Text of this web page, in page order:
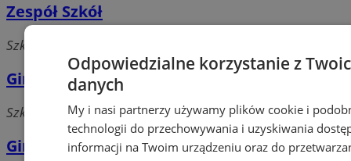
Zespół Szkół
Szkolna 2,, 44-120 Pyskowice
Gimnazjum nr 2
Szkolna 2, 44-120 Pyskowice
Gimnazjum nr 1
Odpowiedzialne korzystanie z
danych
My i nasi partnerzy używamy plików cookie i
technologii do przechowywania i uzyskiwania
informacji na Twoim urządzeniu oraz do